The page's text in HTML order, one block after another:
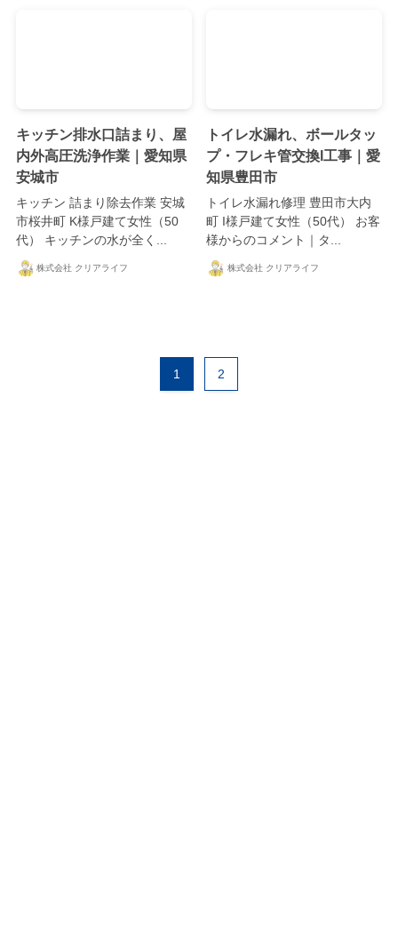
キッチン排水口詰まり、屋
内外高圧洗浄作業｜愛知県
安城市
キッチン 詰まり除去作業 安城
市桜井町 K様戸建て女性（50
代） キッチンの水が全く...
株式会社 クリアライフ
トイレ水漏れ、ボールタッ
プ・フレキ管交換l工事｜愛
知県豊田市
トイレ水漏れ修理 豊田市大内
町 I様戸建て女性（50代） お客
様からのコメント｜タ...
株式会社 クリアライフ
1 2